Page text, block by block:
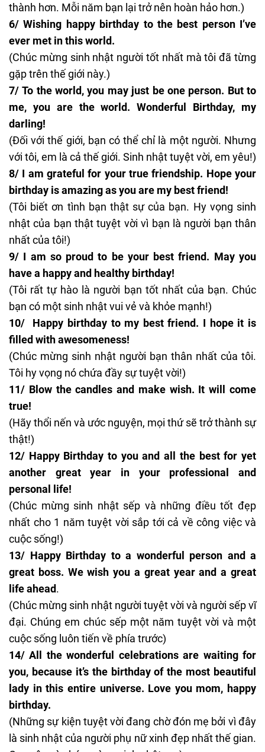
thành hơn. Mỗi năm bạn lại trở nên hoàn hảo hơn.)
6/ Wishing happy birthday to the best person I’ve
ever met in this world.
(Chúc mừng sinh nhật người tốt nhất mà tôi đã từng
gặp trên thế giới này.)
7/ To the world, you may just be one person. But to
me, you are the world. Wonderful Birthday, my
darling!
(Đối với thế giới, bạn có thể chỉ là một người. Nhưng
với tôi, em là cả thế giới. Sinh nhật tuyệt vời, em yêu!)
8/ I am grateful for your true friendship. Hope your
birthday is amazing as you are my best friend!
(Tôi biết ơn tình bạn thật sự của bạn. Hy vọng sinh
nhật của bạn thật tuyệt vời vì bạn là người bạn thân
nhất của tôi!)
9/ I am so proud to be your best friend. May you
have a happy and healthy birthday!
(Tôi rất tự hào là người bạn tốt nhất của bạn. Chúc
bạn có một sinh nhật vui vẻ và khỏe mạnh!)
10/ Happy birthday to my best friend. I hope it is
filled with awesomeness!
(Chúc mừng sinh nhật người bạn thân nhất của tôi.
Tôi hy vọng nó chứa đầy sự tuyệt vời!)
11/ Blow the candles and make wish. It will come
true!
(Hãy thổi nến và ước nguyện, mọi thứ sẽ trở thành sự
thật!)
12/ Happy Birthday to you and all the best for yet
another great year in your professional and
personal life!
(Chúc mừng sinh nhật sếp và những điều tốt đẹp
nhất cho 1 năm tuyệt vời sắp tới cả về công việc và
cuộc sống!)
13/ Happy Birthday to a wonderful person and a
great boss. We wish you a great year and a great
life ahead.
(Chúc mừng sinh nhật người tuyệt vời và người sếp vĩ
đại. Chúng em chúc sếp một năm tuyệt vời và một
cuộc sống luôn tiến về phía trước)
14/ All the wonderful celebrations are waiting for
you, because it’s the birthday of the most beautiful
lady in this entire universe. Love you mom, happy
birthday.
(Những sự kiện tuyệt vời đang chờ đón mẹ bởi vì đây
là sinh nhật của người phụ nữ xinh đẹp nhất thế gian.